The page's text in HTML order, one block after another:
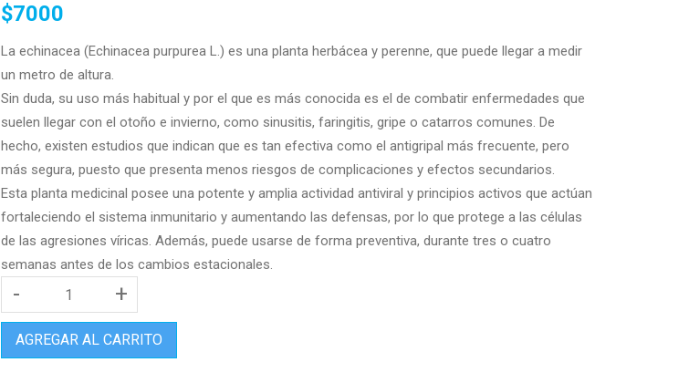
$7000
La echinacea (Echinacea purpurea L.) es una planta herbácea y perenne, que puede llegar a medir
un metro de altura.
Sin duda, su uso más habitual y por el que es más conocida es el de combatir enfermedades que
suelen llegar con el otoño e invierno, como sinusitis, faringitis, gripe o catarros comunes. De
hecho, existen estudios que indican que es tan efectiva como el antigripal más frecuente, pero
más segura, puesto que presenta menos riesgos de complicaciones y efectos secundarios.
Esta planta medicinal posee una potente y amplia actividad antiviral y principios activos que actúan
fortaleciendo el sistema inmunitario y aumentando las defensas, por lo que protege a las células
de las agresiones víricas. Además, puede usarse de forma preventiva, durante tres o cuatro
semanas antes de los cambios estacionales.
- +
AGREGAR AL CARRITO